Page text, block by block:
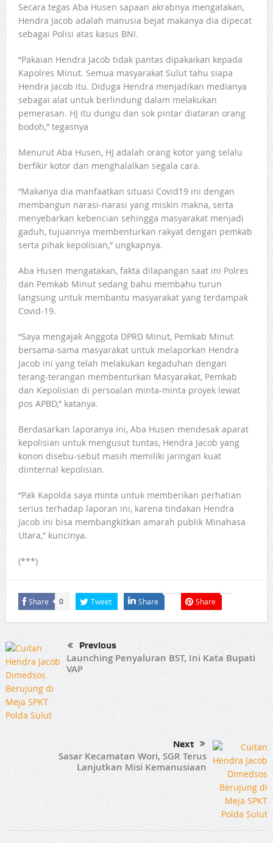
Secara tegas Aba Husen sapaan akrabnya mengatakan,
Hendra Jacob adalah manusia bejat makanya dia dipecat
sebagai Polisi atas kasus BNI.
“Pakaian Hendra Jacob tidak pantas dipakaikan kepada
Kapolres Minut. Semua masyarakat Sulut tahu siapa
Hendra Jacob itu. Diduga Hendra menjadikan medianya
sebagai alat untuk berlindung dalam melakukan
pemerasan. HJ itu dungu dan sok pintar diataran orang
bodoh,” tegasnya
Menurut Aba Husen, HJ adalah orang kotor yang selalu
berfikir kotor dan menghalalkan segala cara.
“Makanya dia manfaatkan situasi Covid19 ini dengan
membangun narasi-narasi yang miskin makna, serta
menyebarkan kebencian sehingga masyarakat menjadi
gaduh, tujuannya membenturkan rakyat dengan pemkab
serta pihak kepolisian,” ungkapnya.
Aba Husen mengatakan, fakta dilapangan saat ini Polres
dan Pemkab Minut sedang bahu membahu turun
langsung untuk membantu masyarakat yang terdampak
Covid-19.
“Saya mengajak Anggota DPRD Minut, Pemkab Minut
bersama-sama masyarakat untuk melaporkan Hendra
Jacob ini yang telah melakukan kegaduhan dengan
terang-terangan membenturkan Masyarakat, Pemkab
dan Kepolisian di persoalan minta-minta proyek lewat
pos APBD,” katanya.
Berdasarkan laporanya ini, Aba Husen mendesak aparat
kepolisian untuk mengusut tuntas, Hendra Jacob yang
konon disebu-sebut masih memiliki jaringan kuat
diinternal kepolisian.
“Pak Kapolda saya minta untuk memberikan perhatian
serius terhadap laporan ini, karena tindakan Hendra
Jacob ini bisa membangkitkan amarah publik Minahasa
Utara,” kuncinya.
(***)
Share 0 Tweet Share Share
Previous
Launching Penyaluran BST, Ini Kata Bupati
VAP
Next
Sasar Kecamatan Wori, SGR Terus
Lanjutkan Misi Kemanusiaan